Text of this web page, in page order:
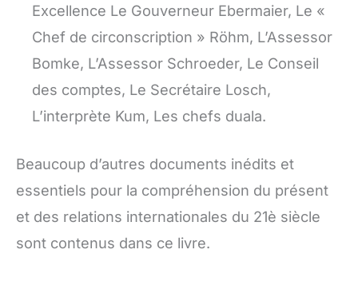
Excellence Le Gouverneur Ebermaier, Le «
Chef de circonscription » Röhm, L’Assessor
Bomke, L’Assessor Schroeder, Le Conseil
des comptes, Le Secrétaire Losch,
L’interprète Kum, Les chefs duala.
Beaucoup d’autres documents inédits et
essentiels pour la compréhension du présent
et des relations internationales du 21è siècle
sont contenus dans ce livre.